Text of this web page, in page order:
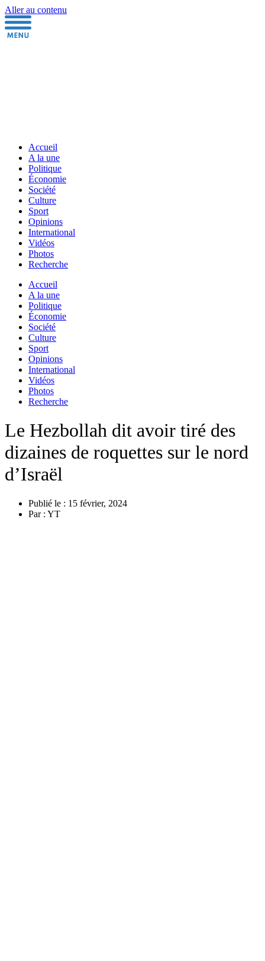
Aller au contenu
Accueil
A la une
Politique
Économie
Société
Culture
Sport
Opinions
International
Vidéos
Photos
Recherche
Accueil
A la une
Politique
Économie
Société
Culture
Sport
Opinions
International
Vidéos
Photos
Recherche
Le Hezbollah dit avoir tiré des
dizaines de roquettes sur le nord
d’Israël
Publié le : 15 février, 2024
Par : YT